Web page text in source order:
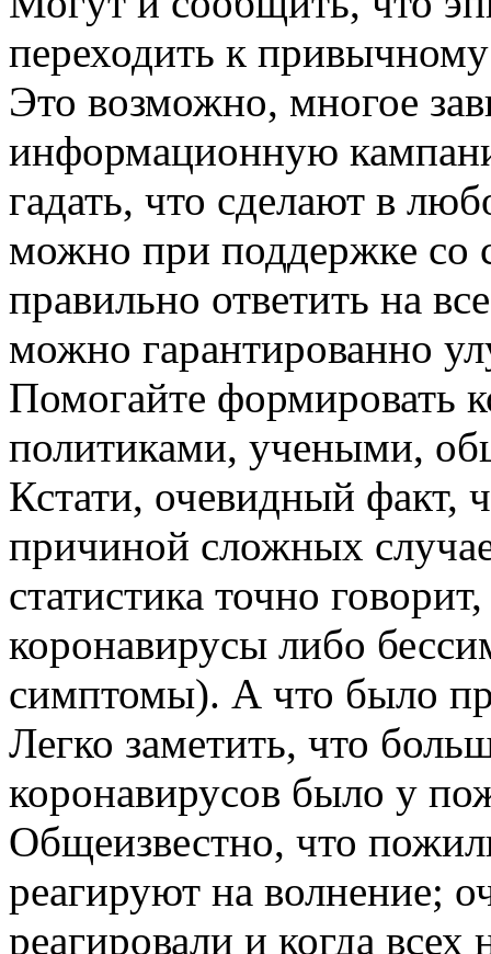
переходить к
Это возможно, многое
информационную
гадать, что сделают в
можно при поддержке со
правильно ответить на
можно гарантированно
Помогайте формировать
политиками, учеными,
Кстати, очевидный факт,
причиной сложных
статистика точно
коронавирусы либо
симптомы). А что было
Легко заметить, что
коронавирусов было у
Общеизвестно, что
реагируют на волнение;
реагировали и когда